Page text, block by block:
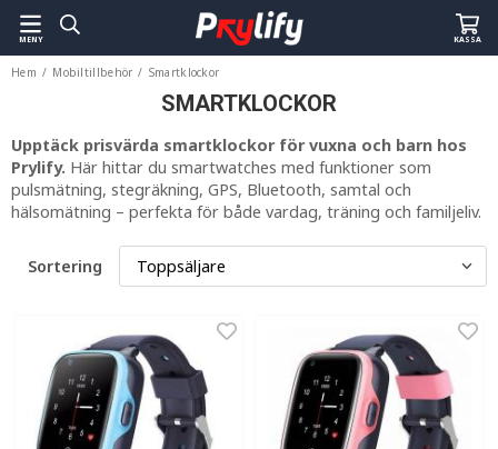
MENY KASSA
Hem / Mobiltillbehör / Smartklockor
SMARTKLOCKOR
Upptäck prisvärda smartklockor för vuxna och barn hos
Prylify. Här hittar du smartwatches med funktioner som
pulsmätning, stegräkning, GPS, Bluetooth, samtal och
hälsomätning – perfekta för både vardag, träning och familjeliv.
Sortering